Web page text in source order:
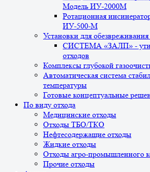
Модель ИУ-2000М
Ротационная
ИУ-500-М
Установки для
СИСТЕМА «ЗАЛП» -
отходов
Комплексы глубокой
Автоматическая система
температуры
Готовые концептуальные
По виду отхода
Медицинские отходы
Отходы ТБО/ТКО
Нефтесодержащие отходы
Жидкие отходы
Отходы агро-промышленного
Прочие отходы